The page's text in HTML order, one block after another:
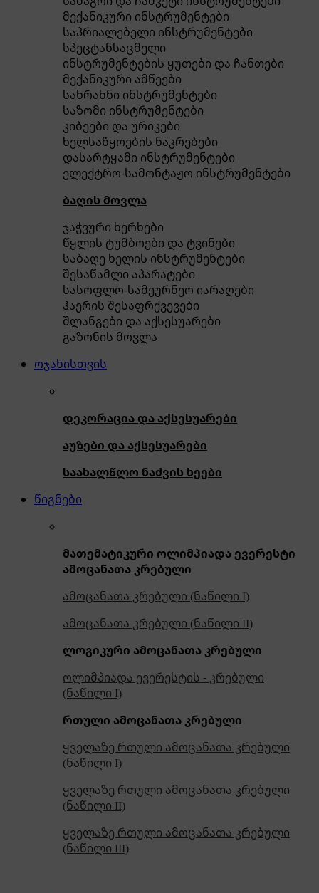
მექანიკური ინსტრუმენტები
საპრიალებელი ინსტრუმენტები
სპეცტანსაცმელი
ინსტრუმენტების ყუთები და ჩანთები
მექანიკური ამწეები
სახრახნი ინსტრუმენტები
საზომი ინსტრუმენტები
კიბეები და ურიკები
ხელსაწყოების ნაკრებები
დასარტყამი ინსტრუმენტები
ელექტრო-სამონტაჟო ინსტრუმენტები
ბაღის მოვლა
ჯაჭვური ხერხები
წყლის ტუმბოები და ტვინები
საბაღე ხელის ინსტრუმენტები
შესაწამლი აპარატები
სასოფლო-სამეურნეო იარაღები
ჰაერის შესაფრქვევები
შლანგები და აქსესუარები
გაზონის მოვლა
ოჯახისთვის
დეკორაცია და აქსესუარები
აუზები და აქსესუარები
საახალწლო ნაძვის ხეები
წიგნები
მათემატიკური ოლიმპიადა ევერესტი
ამოცანათა კრებული
ამოცანათა კრებული (ნაწილი I)
ამოცანათა კრებული (ნაწილი II)
ლოგიკური ამოცანათა კრებული
ოლიმპიადა ევერესტის - კრებული
(ნაწილი I)
რთული ამოცანათა კრებული
ყველაზე რთული ამოცანათა კრებული
(ნაწილი I)
ყველაზე რთული ამოცანათა კრებული
(ნაწილი II)
ყველაზე რთული ამოცანათა კრებული
(ნაწილი III)